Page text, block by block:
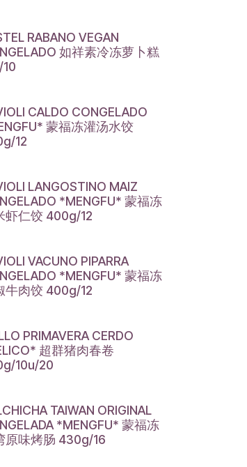
RABANO VEGAN
如祥素冷冻萝卜糕
10
CALDO CONGELADO
蒙福冻灌汤水饺
12
LANGOSTINO MAIZ
*MENGFU* 蒙福冻
虾仁饺 400g/12
VACUNO PIPARRA
*MENGFU* 蒙福冻
牛肉饺 400g/12
PRIMAVERA CERDO
超群猪肉春卷
10u/20
TAIWAN ORIGINAL
*MENGFU* 蒙福冻
原味烤肠 430g/16